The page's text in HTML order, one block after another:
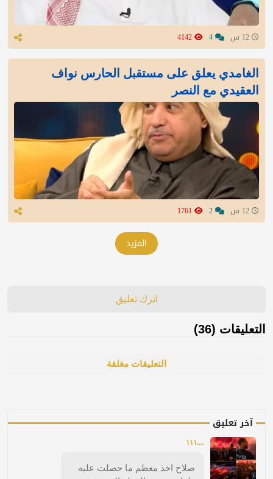
الغامدي يعلق على مستقبل الحارس نواف
العقيدي مع النصر
المزيد
اترك تعليق
التعليقات (36)
التعليقات مغلقة
آخر تعليق
....١١١
صلاح اخذ معظم ما حصلت عليه